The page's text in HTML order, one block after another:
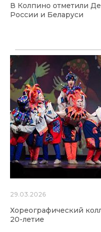
В Колпино отметили
России и Беларуси
29.03.2026
Хореографический
20-летие